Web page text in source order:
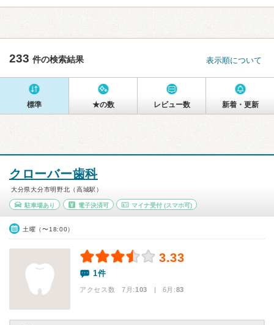
233 件の検索結果 表示順について
標準 ★の数 レビュー数 新着・更新
クローバー歯科
大分県大分市明野北（高城駅）
駐車場あり 電子決済可 マイナ受付 (スマホ可)
土曜（〜18:00）
3.33
1件
アクセス数 7月:103 | 6月:83